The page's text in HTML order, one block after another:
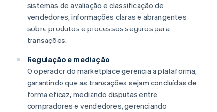
sistemas de avaliação e classificação de
vendedores, informações claras e abrangentes
sobre produtos e processos seguros para
transações.
Regulação e mediação
O operador do marketplace gerencia a plataforma,
garantindo que as transações sejam concluídas de
forma eficaz, mediando disputas entre
compradores e vendedores, gerenciando